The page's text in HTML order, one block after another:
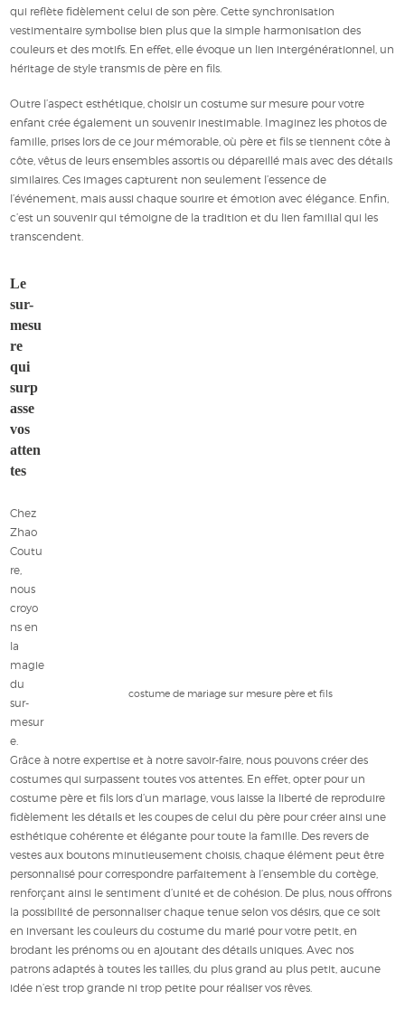
qui reflète fidèlement celui de son père. Cette synchronisation
vestimentaire symbolise bien plus que la simple harmonisation des
couleurs et des motifs. En effet, elle évoque un lien intergénérationnel, un
héritage de style transmis de père en fils.
Outre l’aspect esthétique, choisir un costume sur mesure pour votre
enfant crée également un souvenir inestimable. Imaginez les photos de
famille, prises lors de ce jour mémorable, où père et fils se tiennent côte à
côte, vêtus de leurs ensembles assortis ou dépareillé mais avec des détails
similaires. Ces images capturent non seulement l’essence de
l’événement, mais aussi chaque sourire et émotion avec élégance. Enfin,
c’est un souvenir qui témoigne de la tradition et du lien familial qui les
transcendent.
costume de mariage sur mesure père et fils
Le
sur-
mesu
re
qui
surp
asse
vos
atten
tes
Chez
Zhao
Coutu
re,
nous
croyo
ns en
la
magie
du
sur-
mesur
e.
Grâce à notre expertise et à notre savoir-faire, nous pouvons créer des
costumes qui surpassent toutes vos attentes. En effet, opter pour un
costume père et fils lors d’un mariage, vous laisse la liberté de reproduire
fidèlement les détails et les coupes de celui du père pour créer ainsi une
esthétique cohérente et élégante pour toute la famille. Des revers de
vestes aux boutons minutieusement choisis, chaque élément peut être
personnalisé pour correspondre parfaitement à l’ensemble du cortège,
renforçant ainsi le sentiment d’unité et de cohésion. De plus, nous offrons
la possibilité de personnaliser chaque tenue selon vos désirs, que ce soit
en inversant les couleurs du costume du marié pour votre petit, en
brodant les prénoms ou en ajoutant des détails uniques. Avec nos
patrons adaptés à toutes les tailles, du plus grand au plus petit, aucune
idée n’est trop grande ni trop petite pour réaliser vos rêves.